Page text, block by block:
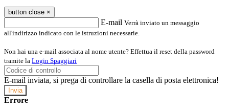
button close ×
E-mail Verrà inviato un messaggio
all'indirizzo indicato con le istruzioni necessarie.
Non hai una e-mail associata al nome utente? Effettua il reset della password
tramite la Login Spaggiari
E-mail inviata, si prega di controllare la casella di posta elettronica!
Errore